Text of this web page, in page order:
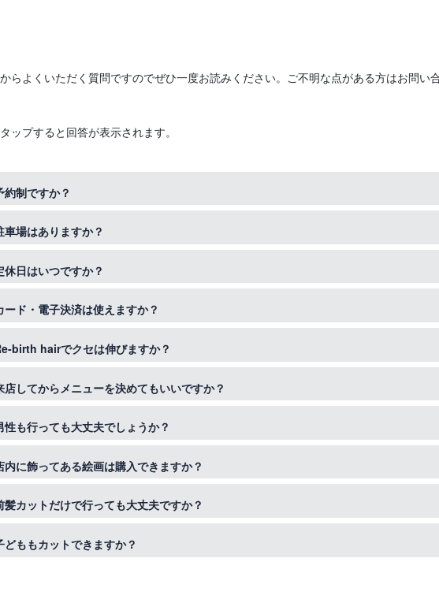
らよくいただく質問ですのでぜひ一度お読みください。ご不明な点がある方はお問い
ップすると回答が表示されます。
約制ですか？
％のお客様が予約でご来店頂いております。予約状況によっては予約なしのお客様はお
すので、事前のご予約をお願い致します。
車場はありますか？
携はしておりませんが吉祥寺店隣、ファミリーマートさんの裏手にコインパーキングは
いので公共交通機関でのご来店をお勧めいたします。
休日はいつですか？
週火曜日（祝日含む）、年末年始12月31日〜1月4日になります。（その他臨時休業をす
）
ード・電子決済は使えますか？
／MasterCard／JCB／American Express／Diners／PayPay・QUICPay・iD・Apple
がご利用頂けます。
birth hairでクセは伸びますか？
メージ・乾燥による乾燥、広がりを抑える＝Re-birth hair。 元々の髪の毛のクセを伸
ます。Re-birth hairと縮毛矯正を組み合わせることもできます。
ッドスパとRe-birth hairは同時に施術できますか？ 可能です。組み合わせて施術するこ
店してからメニューを決めてもいいですか？
丈夫です。店内の混雑状況やその後の予約状況によっては全てのご要望に添えない場合
ください。
性も行っても大丈夫でしょうか？
ちろんです。男性専用の商品やメニューもございますので安心していらしてください。
内に飾ってある絵画は購入できますか？
い、購入できます。一部非売品もございますので、値段等と合わせてスタッフまでご確
髪カットだけで行っても大丈夫ですか？
ちろんです。会員様でしたら240円で施術させて頂いております。
どももカットできますか？